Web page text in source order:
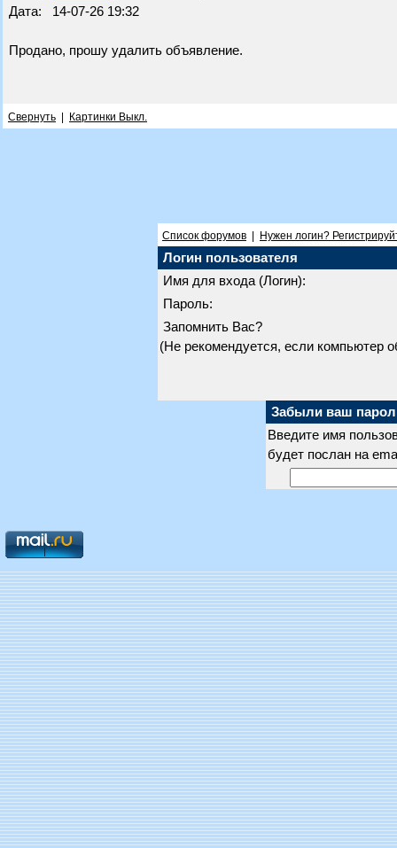
Дата: 14-07-26 19:32
Продано, прошу удалить объявление.
Свернуть Картинки Выкл.
Список форумов Нужен логин?
Логин пользователя
Имя для входа (Логин):
Пароль:
Запомнить Вас?
(Не рекомендуется, если компьютер
Забыли ваш
Введите имя
будет послан на